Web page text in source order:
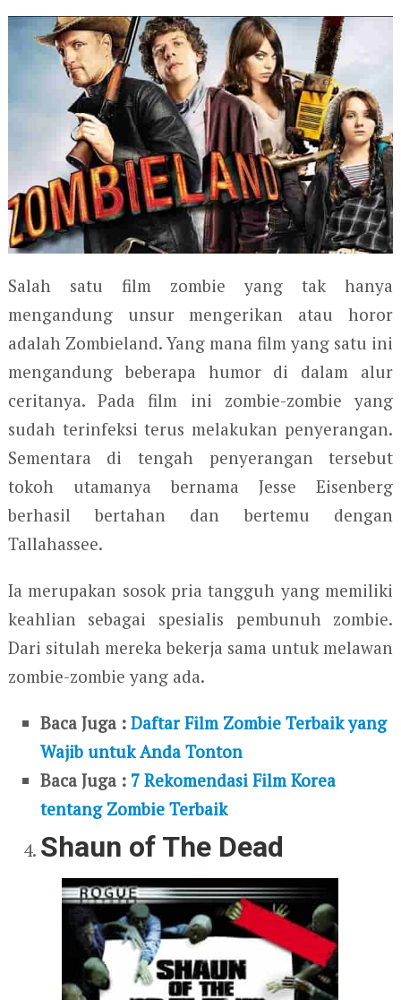
Salah satu film zombie yang tak hanya
mengandung unsur mengerikan atau horor
adalah Zombieland. Yang mana film yang satu ini
mengandung beberapa humor di dalam alur
ceritanya. Pada film ini zombie-zombie yang
sudah terinfeksi terus melakukan penyerangan.
Sementara di tengah penyerangan tersebut
tokoh utamanya bernama Jesse Eisenberg
berhasil bertahan dan bertemu dengan
Tallahassee.
Ia merupakan sosok pria tangguh yang memiliki
keahlian sebagai spesialis pembunuh zombie.
Dari situlah mereka bekerja sama untuk melawan
zombie-zombie yang ada.
Baca Juga :Daftar Film Zombie Terbaik yang
Wajib untuk Anda Tonton
Baca Juga : 7 Rekomendasi Film Korea
tentang Zombie Terbaik
Shaun of The Dead